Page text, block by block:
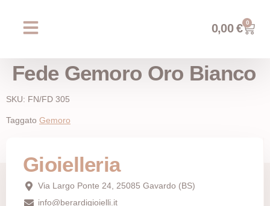
0,00€ 0
Fede Gemoro Oro Bianco
SKU: FN/FD 305
Taggato Gemoro
Gioielleria
Via Largo Ponte 24, 25085 Gavardo (BS)
info@berardigioielli.it